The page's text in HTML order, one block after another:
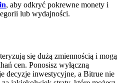
Win 500,000 USDT
Carnival
33,333 USDT Bonus
, aby odkryć pokrewne monety i
lub wydajności.
się dużą zmiennością i mogą
cen. Ponosisz wyłączną
decyzje inwestycyjne, a Bitrue nie